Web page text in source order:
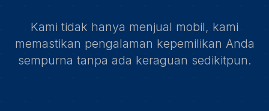
Kami tidak hanya menjual mobil, kami
memastikan pengalaman kepemilikan Anda
sempurna tanpa ada keraguan sedikitpun.